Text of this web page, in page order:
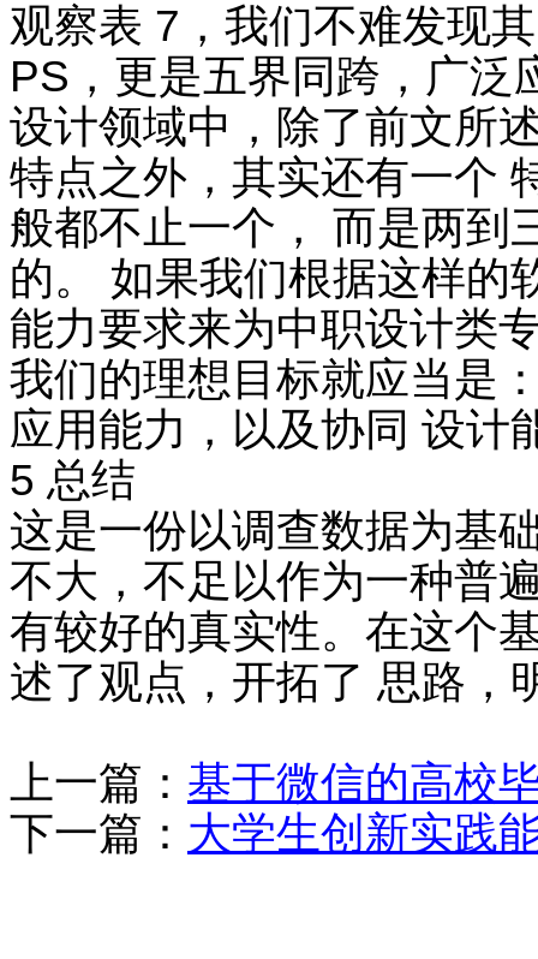
观察表 7，我们不难发现
PS，更是五界同跨，广泛
设计领域中，除了前文所
特点之外，其实还有一个
般都不止一个， 而是两到
的。 如果我们根据这样的
能力要求来为中职设计类
我们的理想目标就应当是
应用能力，以及协同 设计
5 总结
这是一份以调查数据为基
不大，不足以作为一种普
有较好的真实性。在这个
述了观点，开拓了 思路，
上一篇： 基于微信的高校
下一篇： 大学生创新实践